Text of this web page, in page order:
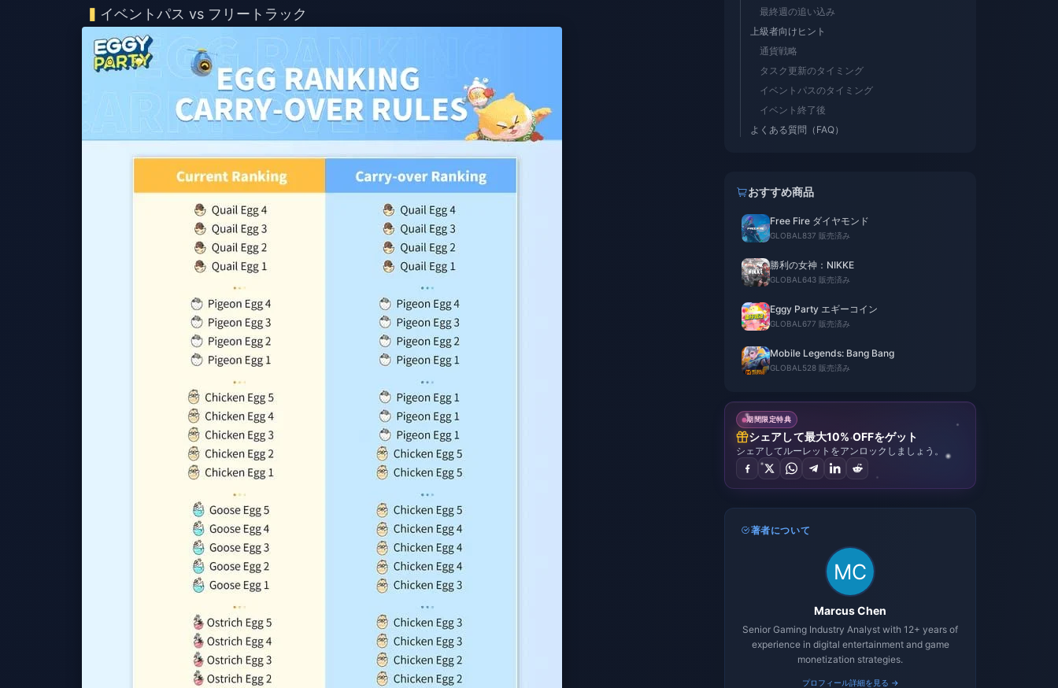
イベントパス vs フリートラック
最終週の追い込み
上級者向けヒント
通貨戦略
タスク更新のタイミング
イベントパスのタイミング
イベント終了後
よくある質問（FAQ）
おすすめ商品
Free Fire ダイヤモンド
GLOBAL 837 販売済み
勝利の女神：NIKKE
GLOBAL 643 販売済み
Eggy Party エギーコイン
GLOBAL 677 販売済み
Mobile Legends: Bang Bang
GLOBAL 528 販売済み
期間限定特典
シェアして最大10% OFFをゲット
シェアしてルーレットをアンロックしましょう。
著者について
Marcus Chen
Senior Gaming Industry Analyst with 12+ years of
experience in digital entertainment and game
monetization strategies.
プロフィール詳細を見る →